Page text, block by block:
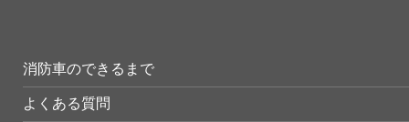
消防車のできるまで
よくある質問